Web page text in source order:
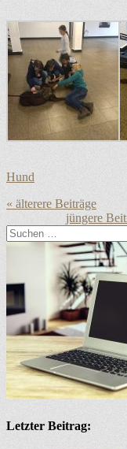
Kategorien
Hund
Suchen
nach:
Letzter Beitrag: